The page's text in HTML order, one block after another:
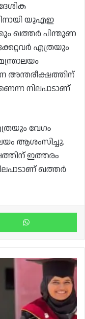
യുഎഇ
ഖത്തർ പിന്തുണ
എത്രയും
അന്തരീക്ഷത്തിന്
നിലപാടാണ്
വേഗം
ആശംസിച്ചു.
ഇത്തരം
ഖത്തർ